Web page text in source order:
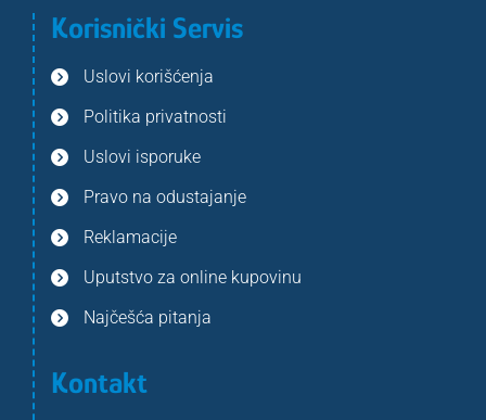
Korisnički Servis
Uslovi korišćenja
Politika privatnosti
Uslovi isporuke
Pravo na odustajanje
Reklamacije
Uputstvo za online kupovinu
Najčešća pitanja
Kontakt